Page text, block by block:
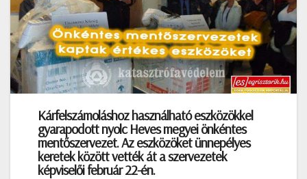
Kárfelszámoláshoz használható eszközökkel
gyarapodott nyolc Heves megyei önkéntes
mentőszervezet. Az eszközöket ünnepélyes
keretek között vették át a szervezetek
képviselői február 22-én.